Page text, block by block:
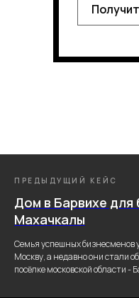
ПРЕДЫДУЩИЙ КЕЙС
Дом в Барвихе для
Махачкалы
Семья успешных бизнесменов
Москву, а недавно они стали
посёлке московской области -